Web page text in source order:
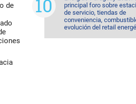
de
principal foro sobre
de servicio, tiendas de
conveniencia,
evolución del retail